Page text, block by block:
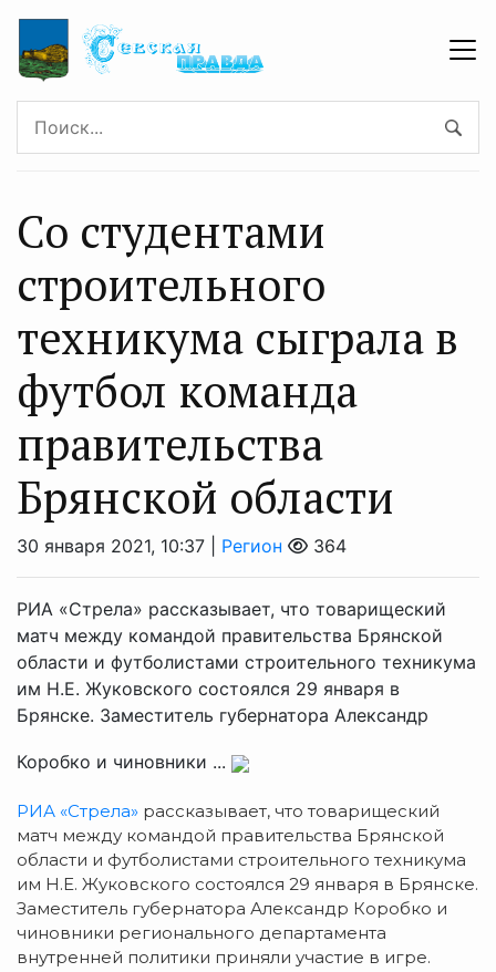
Со студентами
строительного
техникума сыграла в
футбол команда
правительства
Брянской области
30 января 2021, 10:37 | Регион 364
РИА «Стрела» рассказывает, что товарищеский
матч между командой правительства Брянской
области и футболистами строительного техникума
им Н.Е. Жуковского состоялся 29 января в
Брянске. Заместитель губернатора Александр
Коробко и чиновники ...
РИА «Стрела» рассказывает, что товарищеский
матч между командой правительства Брянской
области и футболистами строительного техникума
им Н.Е. Жуковского состоялся 29 января в Брянске.
Заместитель губернатора Александр Коробко и
чиновники регионального департамента
внутренней политики приняли участие в игре.